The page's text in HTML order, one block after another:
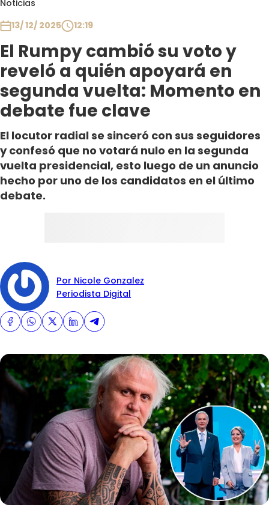
Noticias
13/ 12/ 2025
12:19
El Rumpy cambió su voto y
reveló a quién apoyará en
segunda vuelta: Momento en
debate fue clave
El locutor radial se sinceró con sus seguidores
y confesó que no votará nulo en la segunda
vuelta presidencial, esto luego de un anuncio
hecho por uno de los candidatos en el último
debate.
Por Nicole Gonzalez
Periodista Digital
Club De La Comedia
Contigo en Directo
Plan Perfecto
El Tiempo
Sabingo
Todos Los Programas